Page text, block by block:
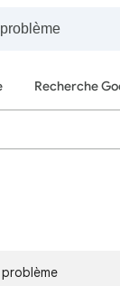
Recherche